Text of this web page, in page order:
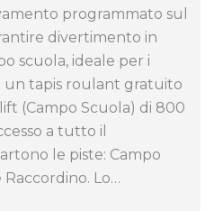
programmato sul
divertimento in
scuola, ideale per i
un tapis roulant gratuito
(Campo Scuola) di 800
a tutto il
le piste: Campo
Raccordino. Lo…